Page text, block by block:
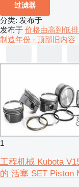
过滤器
分类: 发布于
发布于 价格由高到低排
制造年份 - 顶部旧内容
1
工程机械 Kubota
的 活塞 SET Piston